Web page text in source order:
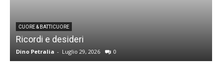
CUORE & BATTICUORE
Ricordi e desideri
Dino Petralia - Luglio 29, 2026 0